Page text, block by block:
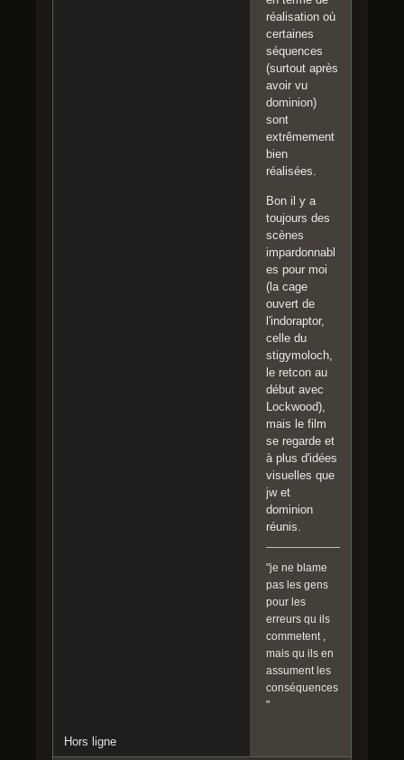
réalisation où
certaines
séquences
(surtout après
avoir vu
dominion)
sont
extrêmement
bien
réalisées.
Bon il y a
toujours des
scènes
impardonnabl
es pour moi
(la cage
ouvert de
l'indoraptor,
celle du
stigymoloch,
le retcon au
début avec
Lockwood),
mais le film
se regarde et
à plus d'idées
visuelles que
jw et
dominion
réunis.
"je ne blame
pas les gens
pour les
erreurs qu ils
commetent ,
mais qu ils en
assument les
conséquences
"
Hors ligne